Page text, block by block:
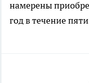
намерены
год в течение